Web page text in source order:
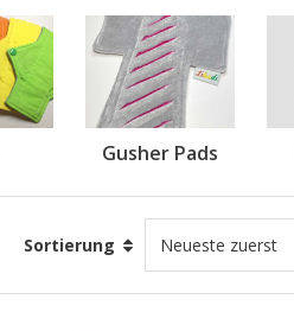
Gusher Pads
Sortierung